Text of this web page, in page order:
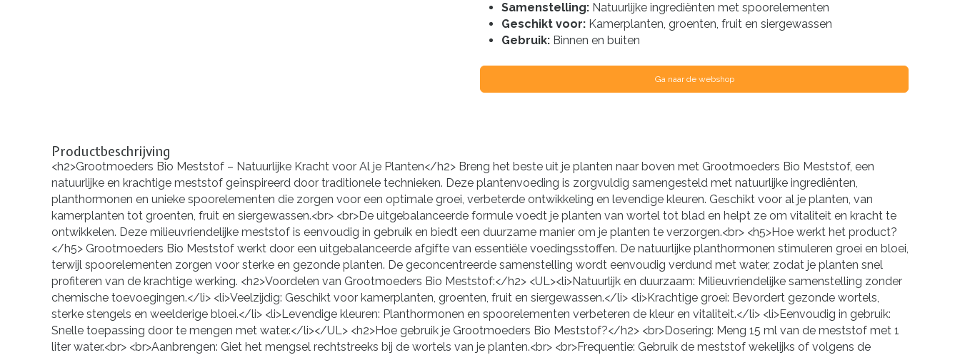
Samenstelling: Natuurlijke ingrediënten met spoorelementen
Geschikt voor: Kamerplanten, groenten, fruit en siergewassen
Gebruik: Binnen en buiten
Ga naar de webshop
Productbeschrijving
<h2>Grootmoeders Bio Meststof – Natuurlijke Kracht voor Al je Planten</h2> Breng het beste uit je planten naar boven met Grootmoeders Bio Meststof, een
natuurlijke en krachtige meststof geïnspireerd door traditionele technieken. Deze plantenvoeding is zorgvuldig samengesteld met natuurlijke ingrediënten,
planthormonen en unieke spoorelementen die zorgen voor een optimale groei, verbeterde ontwikkeling en levendige kleuren. Geschikt voor al je planten, van
kamerplanten tot groenten, fruit en siergewassen.<br> <br>De uitgebalanceerde formule voedt je planten van wortel tot blad en helpt ze om vitaliteit en kracht te
ontwikkelen. Deze milieuvriendelijke meststof is eenvoudig in gebruik en biedt een duurzame manier om je planten te verzorgen.<br> <h5>Hoe werkt het product?
</h5> Grootmoeders Bio Meststof werkt door een uitgebalanceerde afgifte van essentiële voedingsstoffen. De natuurlijke planthormonen stimuleren groei en bloei,
terwijl spoorelementen zorgen voor sterke en gezonde planten. De geconcentreerde samenstelling wordt eenvoudig verdund met water, zodat je planten snel
profiteren van de krachtige werking. <h2>Voordelen van Grootmoeders Bio Meststof:</h2> <UL><li>Natuurlijk en duurzaam: Milieuvriendelijke samenstelling zonder
chemische toevoegingen.</li> <li>Veelzijdig: Geschikt voor kamerplanten, groenten, fruit en siergewassen.</li> <li>Krachtige groei: Bevordert gezonde wortels,
sterke stengels en weelderige bloei.</li> <li>Levendige kleuren: Planthormonen en spoorelementen verbeteren de kleur en vitaliteit.</li> <li>Eenvoudig in gebruik:
Snelle toepassing door te mengen met water.</li></UL> <h2>Hoe gebruik je Grootmoeders Bio Meststof?</h2> <br>Dosering: Meng 15 ml van de meststof met 1
liter water.<br> <br>Aanbrengen: Giet het mengsel rechtstreeks bij de wortels van je planten.<br> <br>Frequentie: Gebruik de meststof wekelijks of volgens de